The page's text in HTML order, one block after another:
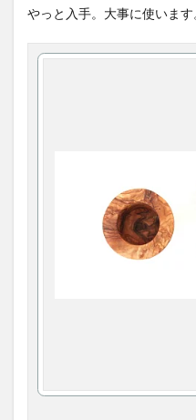
やっと入手。大事に使います